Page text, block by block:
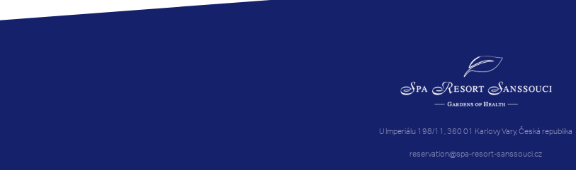
U Imperiálu 198/11, 360 01 Karlovy Vary, Česká republika
reservation@spa-resort-sanssouci.cz